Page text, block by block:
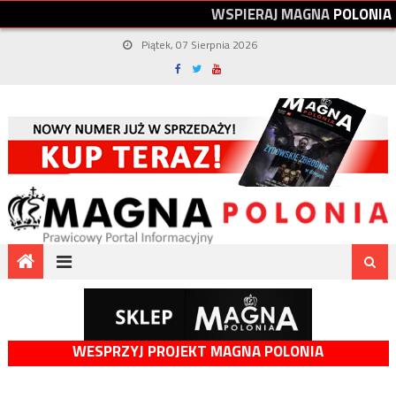
WSPIERAJMAGNAPOLONIA
Piątek, 07 Sierpnia 2026
WESPRZYJ PROJEKT MAGNA POLONIA